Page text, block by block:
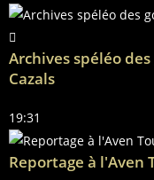
Archives spéléo
Cazals
19:31
Reportage à l'Aven